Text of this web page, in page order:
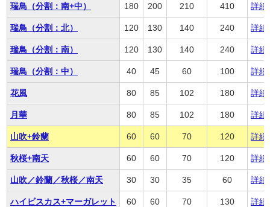
瑞鳥（分割：南+中） 180 200 210 410 詳細
瑞鳥（分割：北） 120 130 140 240 詳細
瑞鳥（分割：南） 120 130 140 240 詳細
瑞鳥（分割：中） 40 45 60 100 詳細
花風 80 85 102 180 詳細
月華 80 85 102 180 詳細
山吹+鈴蘭 60 60 70 120 詳細
秋桜+南天 60 60 70 120 詳細
山吹／鈴蘭／秋桜／南天 30 30 35 60 詳細
ハイビスカス+マーガレット 60 60 70 130 詳細